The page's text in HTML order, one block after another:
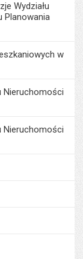
Wydziału
Planowania
w
Nieruchomości
Nieruchomości